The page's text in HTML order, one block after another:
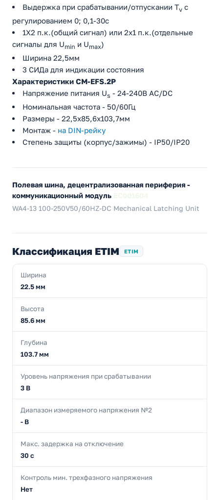
Выдержка при срабатывании/отпускании Tv с
регулированием 0; 0,1-30с
1X2 п.к.(общий сигнал) или 2х1 п.к.(отдельные
сигналы для Umin и Umax)
Ширина 22,5мм
3 СИДа для индикации состояния
Характеристики CM-EFS.2P
Напряжение питания Us - 24-240В AC/DC
Номинальная частота - 50/60Гц
Размеры - 22,5х85,6х103,7мм
Монтаж - на DIN-рейку
Степень защиты (корпус/зажимы) - IP50/IP20
Полевая шина, децентрализованная периферия -
коммуникационный модуль
WA4-13 100-250V50/60HZ-DC Mechanical Latching Unit
Классификация ETIM ETIM
Ширина
22.5 мм
Высота
85.6 мм
Глубина
103.7 мм
Уровень напряжения при срабатывании
3 В
Диапазон измеряемого напряжения №2
- В
Макс. задержка на отключение
30 с
Контроль мин. трехфазного напряжения
Нет